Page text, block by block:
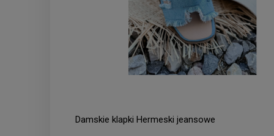
Damskie klapki Hermeski jeansowe